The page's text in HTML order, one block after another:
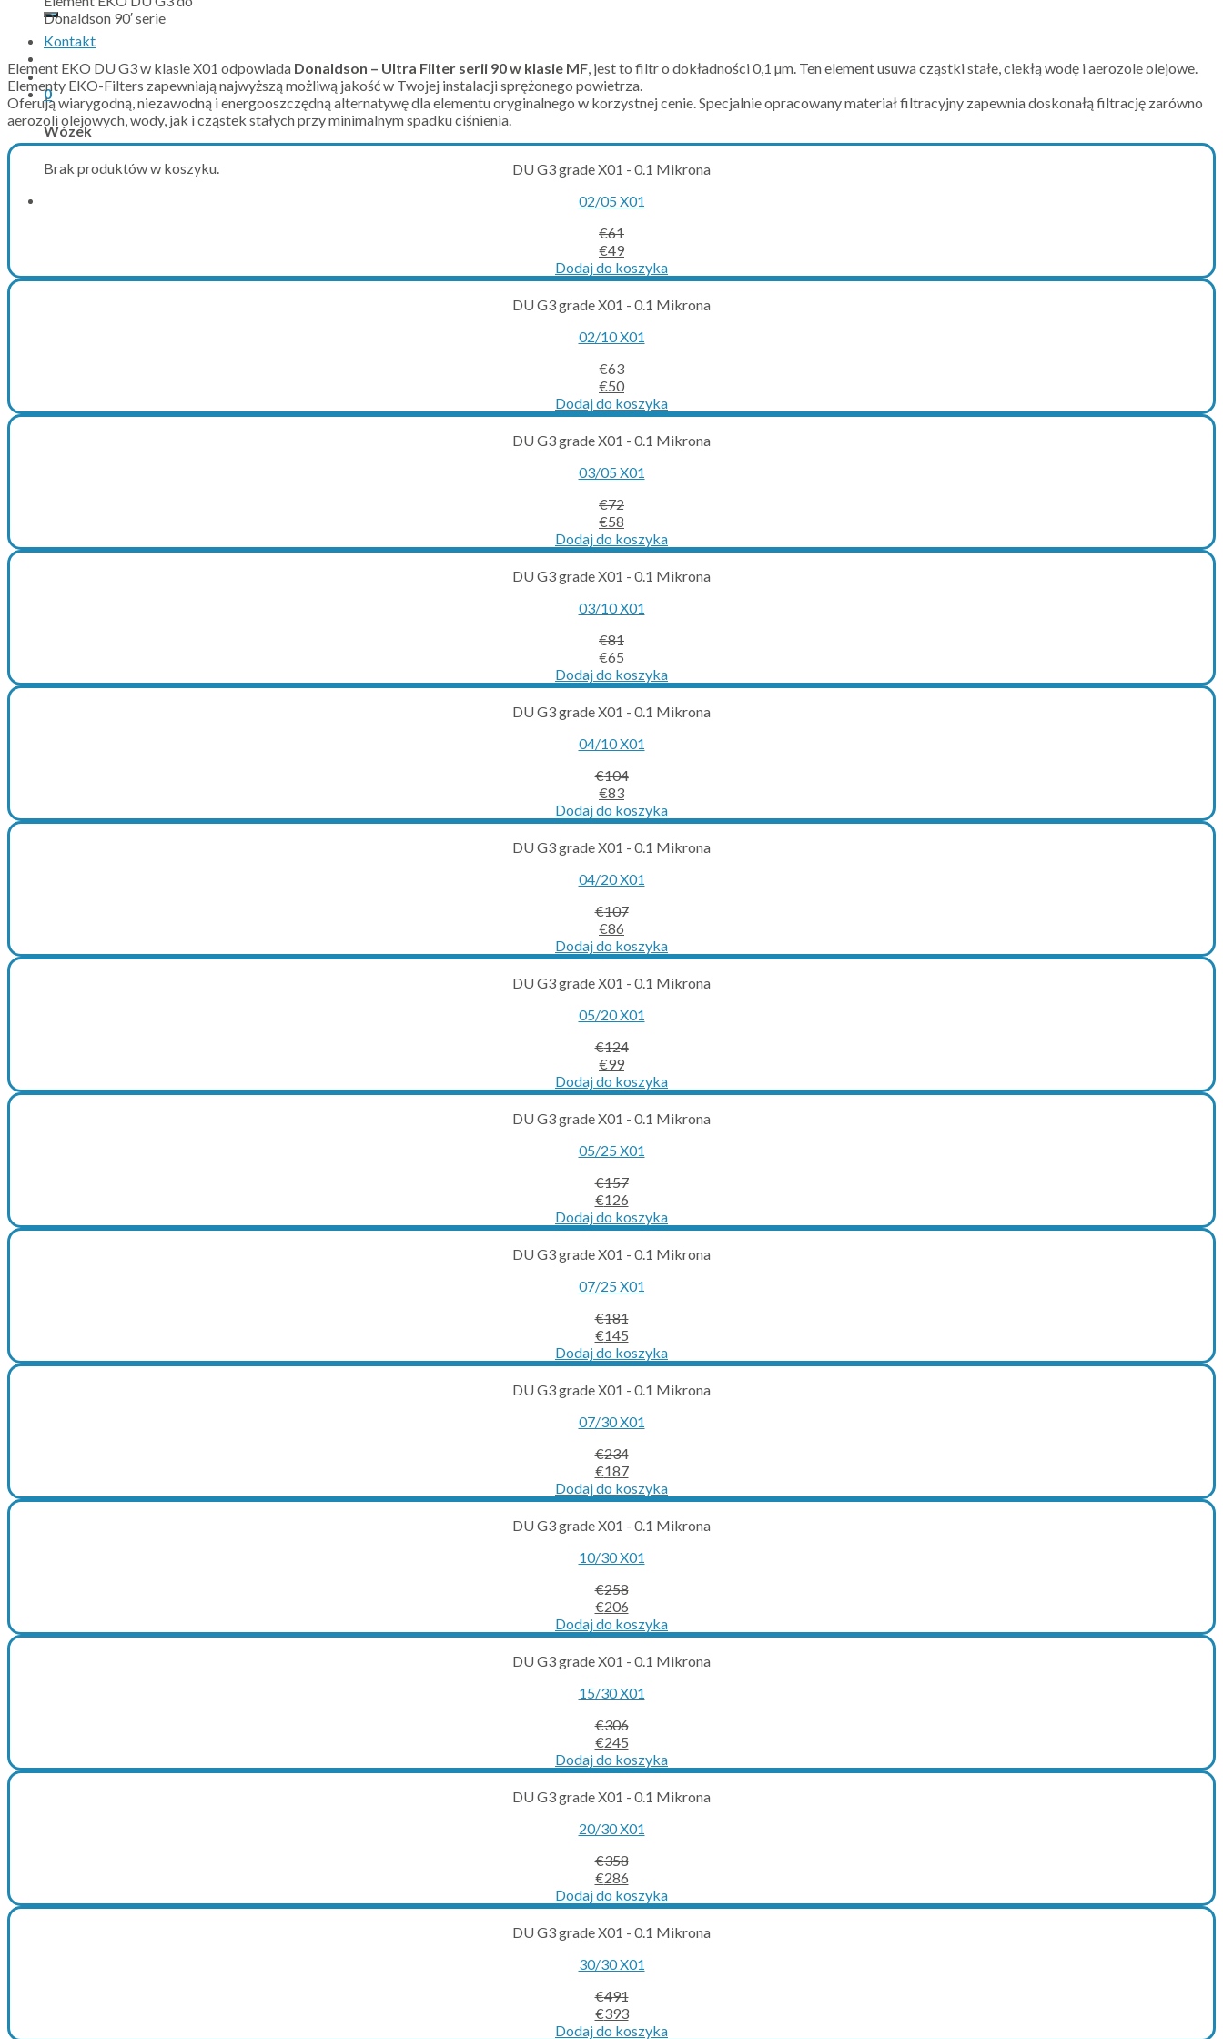
Kontakt
0
Wózek
Brak produktów w koszyku.
Donaldson 90′ serie
Element EKO DU G3 w klasie X01 odpowiada Donaldson – Ultra Filter serii 90 w klasie MF , jest to filtr o dokładności 0,1 µm. Ten element usuwa cząstki stałe, ciekłą wodę i aerozole olejowe.
Elementy EKO-Filters zapewniają najwyższą możliwą jakość w Twojej instalacji sprężonego powietrza.
Oferują wiarygodną, niezawodną i energooszczędną alternatywę dla elementu oryginalnego w korzystnej cenie. Specjalnie opracowany materiał filtracyjny zapewnia doskonałą filtrację zarówno
aerozoli olejowych, wody, jak i cząstek stałych przy minimalnym spadku ciśnienia.
DU G3 grade X01 - 0.1 Mikrona
02/05 X01
€61
Original
price
was:
€61.
€49Current
price
is:
€49.
Dodaj do koszyka
DU G3 grade X01 - 0.1 Mikrona
02/10 X01
€63
Original
price
was:
€63.
€50Current
price
is:
€50.
Dodaj do koszyka
DU G3 grade X01 - 0.1 Mikrona
03/05 X01
€72
Original
price
was:
€72.
€58
price
is:
€58.
Dodaj do koszyka
DU G3 grade X01 - 0.1 Mikrona
03/10 X01
€81
Original
price
was:
€81.
€65
price
is:
€65.
Dodaj do koszyka
DU G3 grade X01 - 0.1 Mikrona
04/10 X01
€104
Original
price
was:
€104.
€83Current
price
is:
€83.
Dodaj do koszyka
DU G3 grade X01 - 0.1 Mikrona
04/20 X01
€107
Original
price
was:
€107.
€86
price
is:
€86.
Dodaj do koszyka
DU G3 grade X01 - 0.1 Mikrona
05/20 X01
€124
Original
price
was:
€124.
€99Current
price
is:
€99.
Dodaj do koszyka
DU G3 grade X01 - 0.1 Mikrona
05/25 X01
€157
Original
price
was:
€157.
€126Current
price
is:
€126.
Dodaj do koszyka
DU G3 grade X01 - 0.1 Mikrona
07/25 X01
€181
Original
price
was:
€181.
€145Current
price
is:
€145.
Dodaj do koszyka
DU G3 grade X01 - 0.1 Mikrona
07/30 X01
€234
Original
price
was:
€234.
€187Current
price
is:
€187.
Dodaj do koszyka
DU G3 grade X01 - 0.1 Mikrona
10/30 X01
€258
Original
price
was:
€258.
€206Current
price
is:
€206.
Dodaj do koszyka
DU G3 grade X01 - 0.1 Mikrona
15/30 X01
€306
Original
price
was:
€306.
€245Current
price
is:
€245.
Dodaj do koszyka
DU G3 grade X01 - 0.1 Mikrona
20/30 X01
€358
Original
price
was:
€358.
€286Current
price
is:
€286.
Dodaj do koszyka
DU G3 grade X01 - 0.1 Mikrona
30/30 X01
€491
Original
price
€393Current
price
Dodaj do koszyka